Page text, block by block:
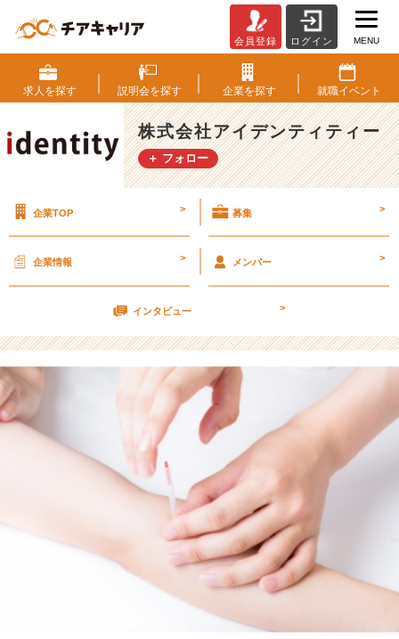
に
針
が。。。？！
【株
式
会
デ
ィ
テ
ー
の
イ
ラ
イ
ン】
|
ー・
会員登録 ログイン MENU
求人を探す 説明会を探す 企業を探す 就職イベント
株式会社アイデンティティー
＋ フォロー
企業TOP > 募集 >
企業情報 > メンバー >
インタビュー >